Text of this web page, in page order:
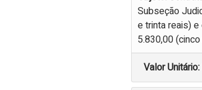
Subseção
e trinta reais)
5.830,00
Valor Unitário: